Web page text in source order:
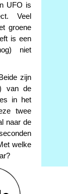
UFO is
Veel
groene
is een
niet
zijn
van de
in het
twee
naar de
welke